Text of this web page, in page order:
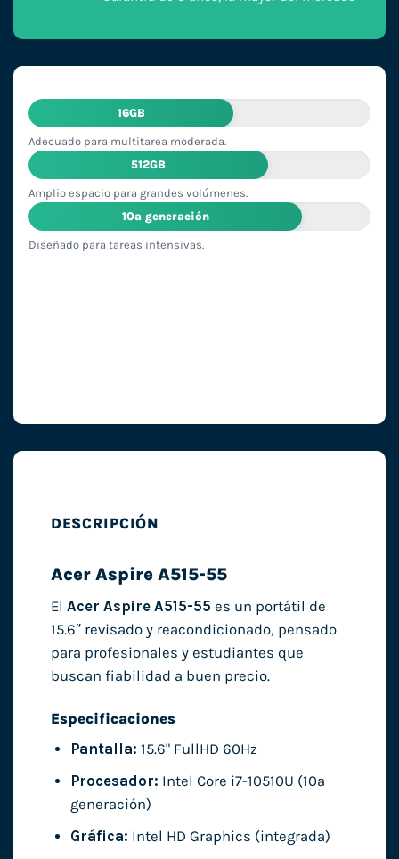
16GB
Adecuado para multitarea moderada.
512GB
Amplio espacio para grandes volúmenes.
10ª generación
Diseñado para tareas intensivas.
DESCRIPCIÓN
Acer Aspire A515-55
El Acer Aspire A515-55 es un portátil de
15.6″ revisado y reacondicionado, pensado
para profesionales y estudiantes que
buscan fiabilidad a buen precio.
Especificaciones
Pantalla: 15.6" FullHD 60Hz
Procesador: Intel Core i7-10510U (10ª
generación)
Gráfica: Intel HD Graphics (integrada)